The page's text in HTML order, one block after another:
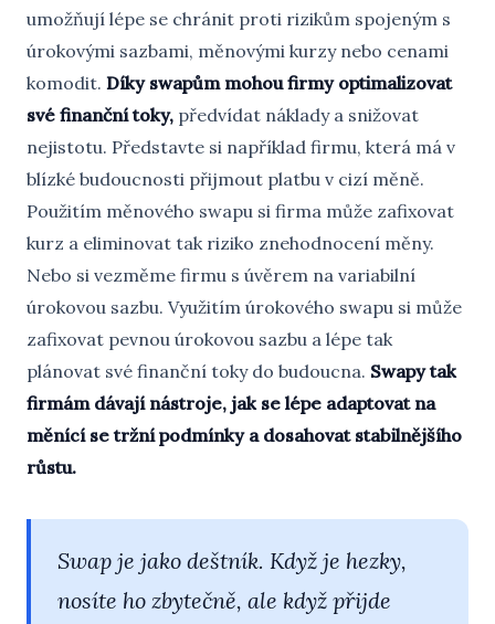
umožňují lépe se chránit proti rizikům spojeným s
úrokovými sazbami, měnovými kurzy nebo cenami
komodit. Díky swapům mohou firmy optimalizovat
své finanční toky, předvídat náklady a snižovat
nejistotu. Představte si například firmu, která má v
blízké budoucnosti přijmout platbu v cizí měně.
Použitím měnového swapu si firma může zafixovat
kurz a eliminovat tak riziko znehodnocení měny.
Nebo si vezměme firmu s úvěrem na variabilní
úrokovou sazbu. Využitím úrokového swapu si může
zafixovat pevnou úrokovou sazbu a lépe tak
plánovat své finanční toky do budoucna. Swapy tak
firmám dávají nástroje, jak se lépe adaptovat na
měnící se tržní podmínky a dosahovat stabilnějšího
růstu.
Swap je jako deštník. Když je hezky,
nosíte ho zbytečně, ale když přijde